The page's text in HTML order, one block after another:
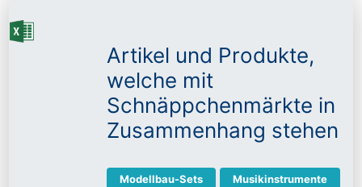
Artikel und Produkte,
welche mit
Schnäppchenmärkte in
Zusammenhang stehen
Modellbau-Sets Musikinstrumente